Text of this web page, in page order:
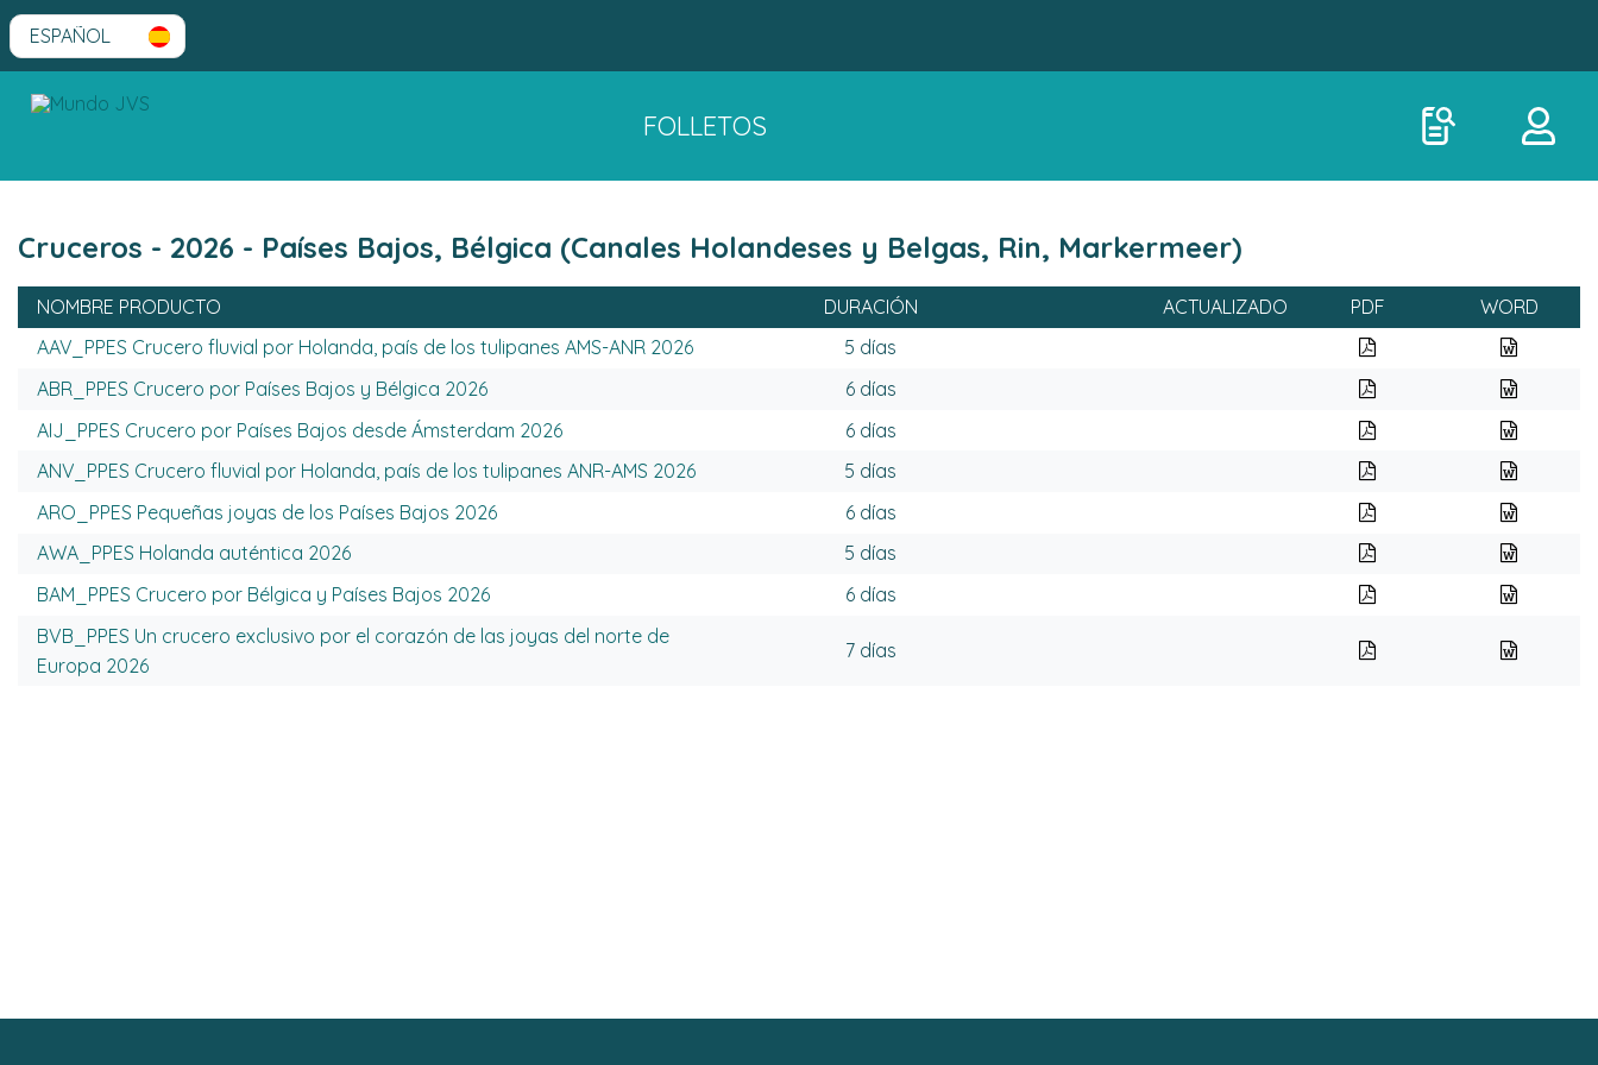
FOLLETOS
Cruceros - 2026 - Países Bajos, Bélgica (Canales Holandeses y Belgas, Rin, Markermeer)
NOMBRE PRODUCTO DURACIÓN ACTUALIZADO PDF
WORD
AAV_PPES Crucero fluvial por Holanda, país de los tulipanes AMS-ANR 2026
5 días
ABR_PPES Crucero por Países Bajos y Bélgica 2026
6 días
AIJ_PPES Crucero por Países Bajos desde Ámsterdam 2026
6 días
ANV_PPES Crucero fluvial por Holanda, país de los tulipanes ANR-AMS 2026
5 días
ARO_PPES Pequeñas joyas de los Países Bajos 2026
6 días
AWA_PPES Holanda auténtica 2026
5 días
BAM_PPES Crucero por Bélgica y Países Bajos 2026
6 días
BVB_PPES Un crucero exclusivo por el corazón de las joyas del norte de
Europa 2026
7 días